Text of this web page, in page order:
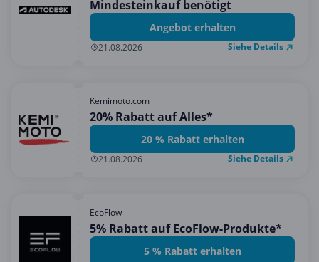
Mindesteinkauf benötigt
Angebot erhalten
21.08.2026 Siehe Details
Kemimoto.com
20% Rabatt auf Alles*
20 % Rabatt erhalten
21.08.2026 Siehe Details
EcoFlow
5% Rabatt auf EcoFlow-Produkte*
5 % Rabatt erhalten